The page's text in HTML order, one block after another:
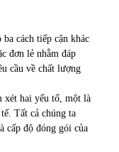
cách tiếp cận khác
đơn lẻ nhằm đáp
cầu về chất lượng
xét hai yếu tố, một là
Tất cả chúng ta
cấp độ đóng gói của